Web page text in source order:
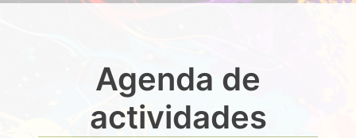
Agenda de
actividades